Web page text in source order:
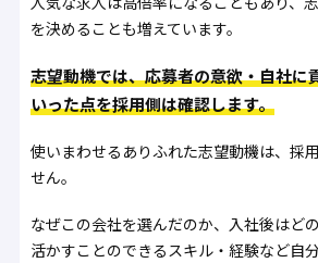
を決めることも増えています。
志望動機では、応募者の意欲・自社に
いった点を採用側は確認します。
使いまわせるありふれた志望動機は、採
せん。
なぜこの会社を選んだのか、入社後はど
活かすことのできるスキル・経験など自